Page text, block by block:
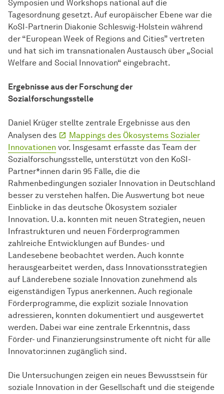
Symposien und Workshops national auf die
Tagesordnung gesetzt. Auf europäischer Ebene war die
KoSI-Partnerin Diakonie Schleswig-Holstein während
der “European Week of Regions and Cities” vertreten
und hat sich im transnationalen Austausch über „Social
Welfare and Social Innovation“ eingebracht.
Ergebnisse aus der Forschung der
Sozialforschungsstelle
Daniel Krüger stellte zentrale Ergebnisse aus den
Analysen des
Mappings des Ökosystems Sozialer
Innovationen vor. Insgesamt erfasste das Team der
Sozialforschungsstelle, unterstützt von den KoSI-
Partner*innen darin 95 Fälle, die die
Rahmenbedingungen sozialer Innovation in Deutschland
besser zu verstehen halfen. Die Auswertung bot neue
Einblicke in das deutsche Ökosystem sozialer
Innovation. U.a. konnten mit neuen Strategien, neuen
Infrastrukturen und neuen Förderprogrammen
zahlreiche Entwicklungen auf Bundes- und
Landesebene beobachtet werden. Auch konnte
herausgearbeitet werden, dass Innovationsstrategien
auf Länderebene soziale Innovation zunehmend als
eigenständigen Typus anerkennen. Auch regionale
Förderprogramme, die explizit soziale Innovation
adressieren, konnten dokumentiert und ausgewertet
werden. Dabei war eine zentrale Erkenntnis, dass
Förder- und Finanzierungsinstrumente oft nicht für alle
Innovator:innen zugänglich sind.
Die Untersuchungen zeigen ein neues Bewusstsein für
soziale Innovation in der Gesellschaft und die steigende